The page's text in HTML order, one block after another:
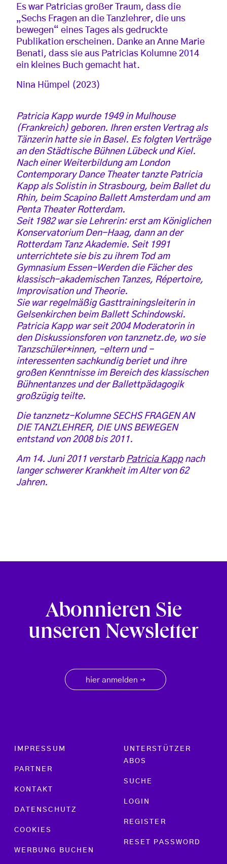
Es war Patricias großer Traum, dass die
„Sechs Fragen an die Tanzlehrer, die uns
bewegen“ eines Tages als gedruckte
Publikation erscheinen. Danke an Anne Marie
Benati, dass sie aus Patricias Kolumne 2014
ein kleines Buch gemacht hat.
Nina Hümpel (2023)
Patricia Kapp wurde 1949 in Mulhouse
(Frankreich) geboren. Ihren ersten Vertrag als
Tänzerin hatte sie in Basel. Es folgten Verträge
an den Städtische Bühnen Lübeck und Kiel.
Nach einer Weiterbildung am London
Contemporary Dance Theater tanzte Patricia
Kapp als Solistin in Strasbourg, beim Ballet du
Rhin, beim Scapino Ballett Amsterdam und am
Penta Theater Rotterdam.
Seit 1982 war sie Lehrerin: erst am Königlichen
Konservatorium Den-Haag, dann an der
Rotterdam Tanz Akademie. Seit 1991
unterrichtete sie bis zu ihrem Tod am
Gymnasium Essen-Werden die Fächer des
klassisch-akademischen Tanzes, Répertoire,
Improvisation und Theorie.
Sie war regelmäßig Gasttrainingsleiterin in
Gelsenkirchen beim Ballett Schindowski.
Patricia Kapp war seit 2004 Moderatorin in
den Diskussionsforen von tanznetz.de, wo sie
Tanzschüler*innen, -eltern und -
interessenten sachkundig beriet und ihre
großen Kenntnisse im Bereich des klassischen
Bühnentanzes und der Ballettpädagogik
großzügig teilte.
Die tanznetz-Kolumne SECHS FRAGEN AN
DIE TANZLEHRER, DIE UNS BEWEGEN
entstand von 2008 bis 2011.
Am 14. Juni 2011 verstarb Patricia Kappnach
langer schwerer Krankheit im Alter von 62
Jahren.
Abonnieren Sie
unseren Newsletter
hier anmelden →
Footer menu
IMPRESSUM
PARTNER
KONTAKT
DATENSCHUTZ
COOKIES
WERBUNG BUCHEN
UNTERSTÜTZER
ABOS
SUCHE
LOGIN
REGISTER
RESET PASSWORD